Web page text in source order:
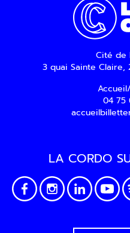
Cité de
3 quai Sainte Claire,
04 75
LA CORDO